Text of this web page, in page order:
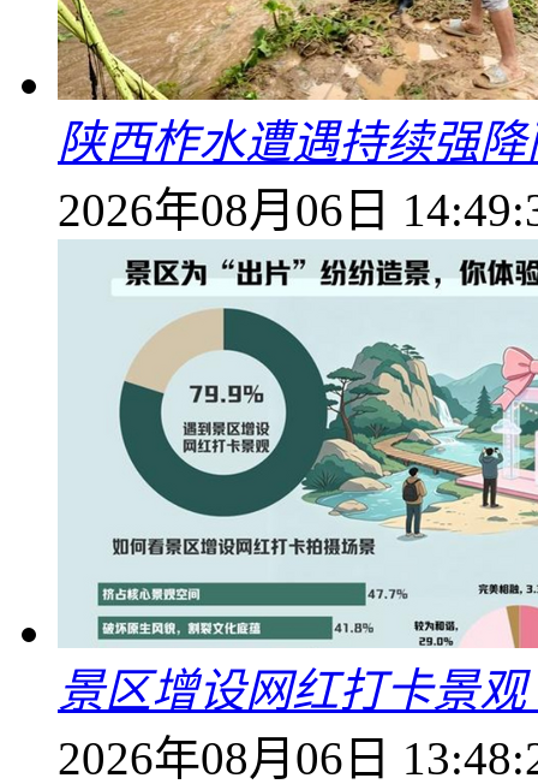
陕西柞水遭遇持续强
2026年08月06日
景区增设网红打卡景
2026年08月06日